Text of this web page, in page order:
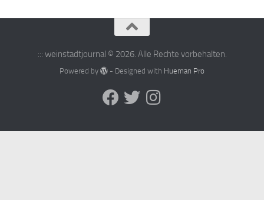
::: weinstadtjournal © 2026. Alle Rechte vorbehalten.
Powered by - Designed with Hueman Pro